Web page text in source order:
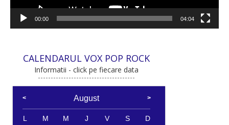
00:00 04:04
CALENDARUL VOX POP ROCK
Informatii - click pe fiecare data
August
L M M J V S D